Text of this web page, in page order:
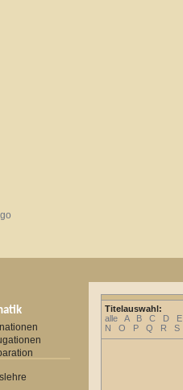
Titelauswahl:
alle
A B C D E
N
O P Q R S